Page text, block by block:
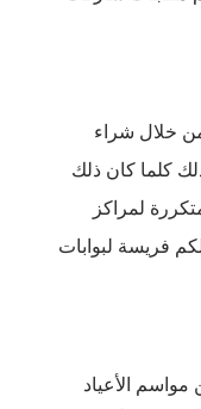
من خلال شراء
كلما كان ذلك
لمراكز
فريسة لبوابات
الأعياد